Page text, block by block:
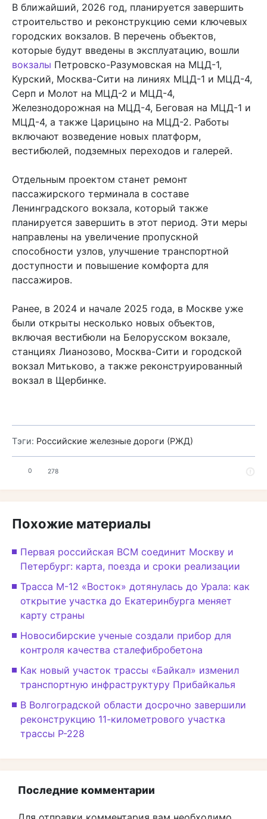
В ближайший, 2026 год, планируется завершить
строительство и реконструкцию семи ключевых
городских вокзалов. В перечень объектов,
которые будут введены в эксплуатацию, вошли
вокзалы Петровско-Разумовская на МЦД-1,
Курский, Москва-Сити на линиях МЦД-1 и МЦД-4,
Серп и Молот на МЦД-2 и МЦД-4,
Железнодорожная на МЦД-4, Беговая на МЦД-1 и
МЦД-4, а также Царицыно на МЦД-2. Работы
включают возведение новых платформ,
вестибюлей, подземных переходов и галерей.
Отдельным проектом станет ремонт
пассажирского терминала в составе
Ленинградского вокзала, который также
планируется завершить в этот период. Эти меры
направлены на увеличение пропускной
способности узлов, улучшение транспортной
доступности и повышение комфорта для
пассажиров.
Ранее, в 2024 и начале 2025 года, в Москве уже
были открыты несколько новых объектов,
включая вестибюли на Белорусском вокзале,
станциях Лианозово, Москва-Сити и городской
вокзал Митьково, а также реконструированный
вокзал в Щербинке.
Тэги: Российские железные дороги (РЖД)
0 278
Похожие материалы
Первая российская ВСМ соединит Москву и
Петербург: карта, поезда и сроки реализации
Трасса М-12 «Восток» дотянулась до Урала: как
открытие участка до Екатеринбурга меняет
карту страны
Новосибирские ученые создали прибор для
контроля качества сталефибробетона
Как новый участок трассы «Байкал» изменил
транспортную инфраструктуру Прибайкалья
В Волгоградской области досрочно завершили
реконструкцию 11-километрового участка
трассы Р-228
Последние комментарии